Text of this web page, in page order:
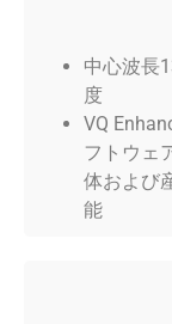
中心波長
度
VQ
フトウェ
体および
能